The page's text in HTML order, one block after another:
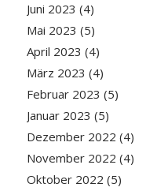
Juni 2023 (4)
Mai 2023 (5)
April 2023 (4)
März 2023 (4)
Februar 2023 (5)
Januar 2023 (5)
Dezember 2022 (4)
November 2022 (4)
Oktober 2022 (5)